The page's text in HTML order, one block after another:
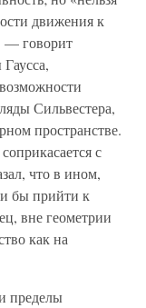
движения к
— говорит
Сильвестера,
пространстве.
с
что в ином,
бы прийти к
вне геометрии
как на
пределы